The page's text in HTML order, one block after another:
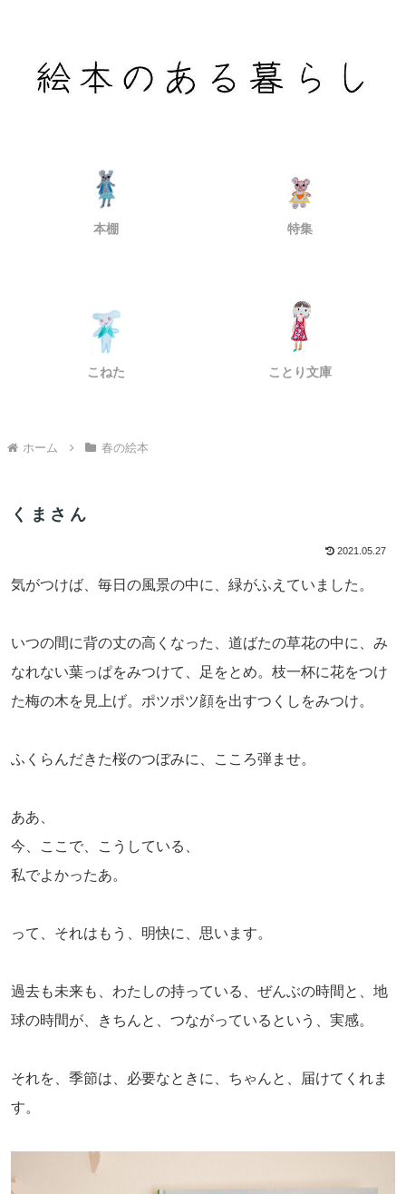
本棚 特集
こねた ことり文庫
ホーム 春の絵本
くまさん
2021.05.27
気がつけば、毎日の風景の中に、緑がふえていました。
いつの間に背の丈の高くなった、道ばたの草花の中に、み
なれない葉っぱをみつけて、足をとめ。枝一杯に花をつけ
た梅の木を見上げ。ポツポツ顔を出すつくしをみつけ。
ふくらんだきた桜のつぼみに、こころ弾ませ。
ああ、
今、ここで、こうしている、
私でよかったあ。
って、それはもう、明快に、思います。
過去も未来も、わたしの持っている、ぜんぶの時間と、地
球の時間が、きちんと、つながっているという、実感。
それを、季節は、必要なときに、ちゃんと、届けてくれま
す。